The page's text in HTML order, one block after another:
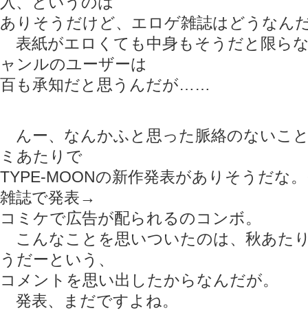
ありそうだけど、エロゲ雑誌はどうなん
表紙がエロくても中身もそうだと限ら
ャンルのユーザーは
百も承知だと思うんだが……
んー、なんかふと思った脈絡のないこ
ミあたりで
TYPE-MOONの新作発表がありそうだな
雑誌で発表→
コミケで広告が配られるのコンボ。
こんなことを思いついたのは、秋あた
うだーという、
コメントを思い出したからなんだが。
発表、まだですよね。